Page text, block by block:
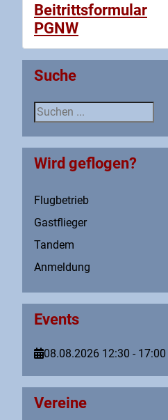
Beitrittsformular
PGNW
Suche
Suche
Wird geflogen?
Flugbetrieb
Gastflieger
Tandem
Anmeldung
Events
08.08.2026 12:30 - 17:00
Vereine